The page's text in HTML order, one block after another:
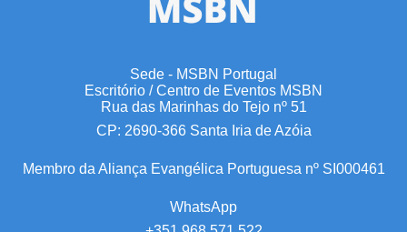
Sede - MSBN Portugal
Escritório / Centro de Eventos MSBN
Rua das Marinhas do Tejo nº 51
CP: 2690-366 Santa Iria de Azóia
Membro da Aliança Evangélica Portuguesa nº SI000461
WhatsApp